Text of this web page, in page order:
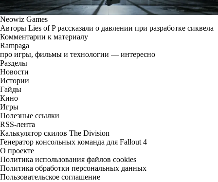
Neowiz Games
Авторы Lies of P рассказали о давлении при разработке сиквела
Комментарии к материалу
Rampaga
про игры, фильмы и технологии — интересно
Разделы
Новости
Истории
Гайды
Кино
Игры
Полезные ссылки
RSS-лента
Калькулятор скилов The Division
Генератор консольных команда для Fallout 4
О проекте
Политика использования файлов cookies
Политика обработки персональных данных
Пользовательское соглашение